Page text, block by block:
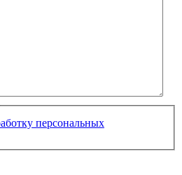
персональных